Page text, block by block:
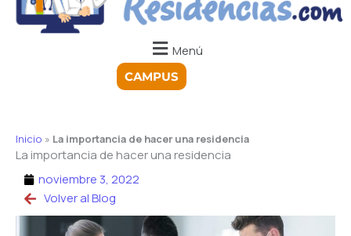
Menú
CAMPUS
Inicio » La importancia de hacer una residencia
La importancia de hacer una residencia
noviembre 3, 2022
Volver al Blog